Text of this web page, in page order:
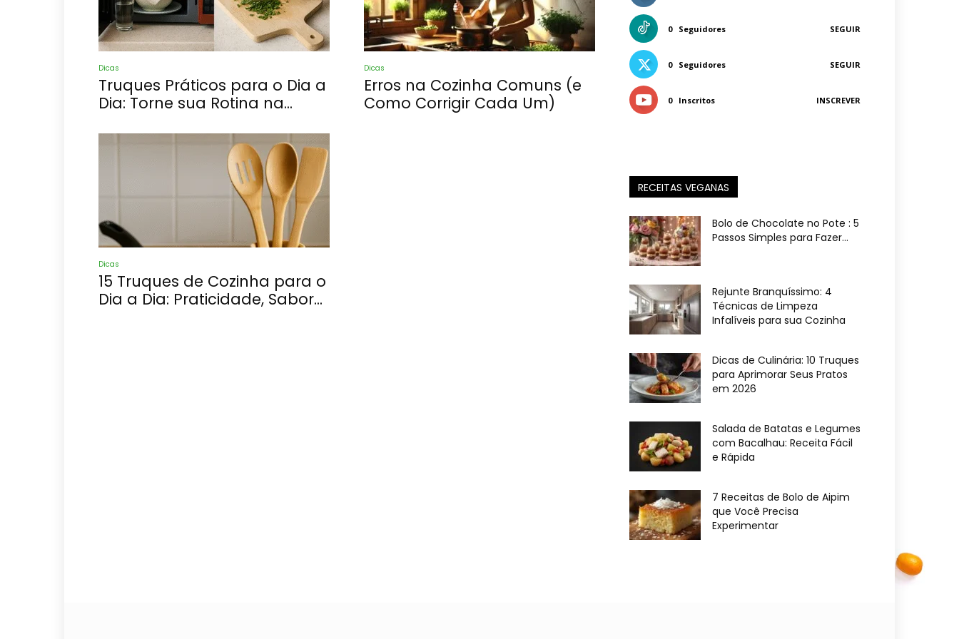
Receitas
Dicas
Truques Práticos para o Dia a
Dia: Torne sua Rotina na...
Dicas
Erros na Cozinha Comuns (e
Como Corrigir Cada Um)
Dicas
15 Truques de Cozinha para o
Dia a Dia: Praticidade, Sabor...
0 Seguidores SEGUIR
0 Seguidores SEGUIR
0 Inscritos INSCREVER
RECEITAS VEGANAS
Bolo de Chocolate no Pote : 5
Passos Simples para Fazer...
Rejunte Branquíssimo: 4
Técnicas de Limpeza
Infalíveis para sua Cozinha
Dicas de Culinária: 10 Truques
para Aprimorar Seus Pratos
em 2026
Salada de Batatas e Legumes
com Bacalhau: Receita Fácil
e Rápida
7 Receitas de Bolo de Aipim
que Você Precisa
Experimentar